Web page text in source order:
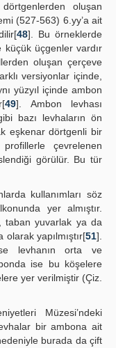
oluşan
(527-563) 6.yy’a ait
48]. Bu örneklerde
üçgenler vardır
oluşan çerçeve
versiyonlar içinde,
yüzyıl içinde ambon
49]. Ambon levhası
bazı levhaların ön
eşkenar dörtgenli bir
çevrelenen
görülür. Bu tür
kullanımları söz
yer almıştır.
taban yuvarlak ya da
yapılmıştır[51].
levhanın orta ve
ise bu köşelere
yer verilmiştir (Çiz.
Müzesi’ndeki
bir ambona ait
burada da çift